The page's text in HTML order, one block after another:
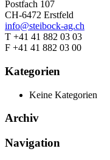
Postfach 107
CH-6472 Erstfeld
info@steibock-ag.ch
T +41 41 882 03 03
F +41 41 882 03 00
Kategorien
Keine Kategorien
Archiv
Navigation